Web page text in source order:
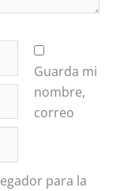
Guarda mi
nombre,
correo
para la